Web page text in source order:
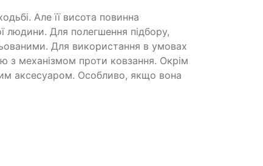
Але її висота повинна
людини. Для полегшення підбору,
Для використання в умовах
з механізмом проти ковзання. Окрім
аксесуаром. Особливо, якщо вона